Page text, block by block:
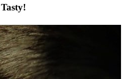
zoeken
aan
de
gang
Tasty!